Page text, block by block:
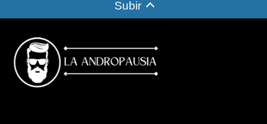
Subir